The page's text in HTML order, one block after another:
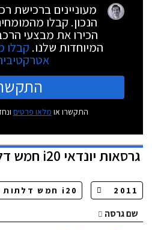
מעוניינים ברכישת
הנכון. קבלו
הכירו את מבצעי
המיוחדות שלנו. קבלו
התקשרו או מלאו פרטים
גרסאותיונדאי i20 חמש דלתות
שם גרסה